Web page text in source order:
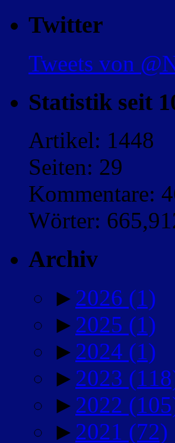
Twitter
Tweets von
Statistik seit
Artikel: 1448
Seiten: 29
Kommentare:
Wörter:
Archiv
► 2026 (1)
► 2025 (1)
► 2024 (1)
► 2023
► 2022
► 2021 (72)